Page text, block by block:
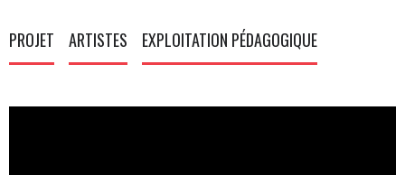
PROJET ARTISTES EXPLOITATION PÉDAGOGIQUE